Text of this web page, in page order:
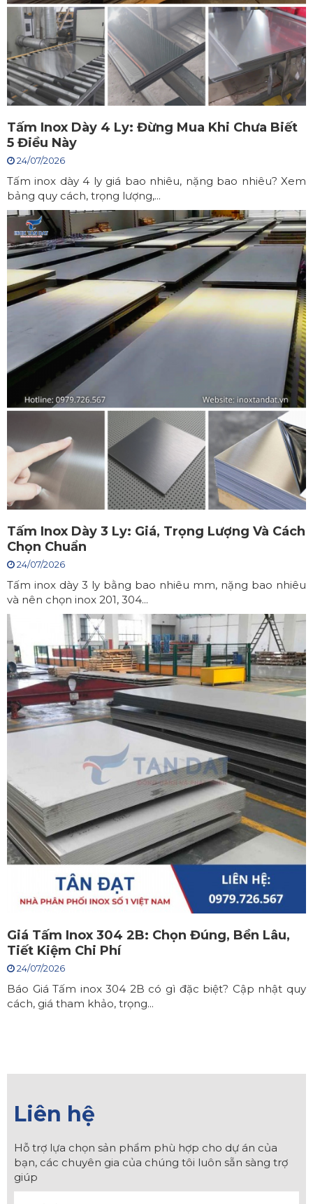
Tấm Inox Dày 4 Ly: Đừng Mua Khi Chưa Biết
5 Điều Này
24/07/2026
Tấm inox dày 4 ly giá bao nhiêu, nặng bao nhiêu? Xem
bảng quy cách, trọng lượng,...
Tấm Inox Dày 3 Ly: Giá, Trọng Lượng Và Cách
Chọn Chuẩn
24/07/2026
Tấm inox dày 3 ly bằng bao nhiêu mm, nặng bao nhiêu
và nên chọn inox 201, 304...
Giá Tấm Inox 304 2B: Chọn Đúng, Bền Lâu,
Tiết Kiệm Chi Phí
24/07/2026
Báo Giá Tấm inox 304 2B có gì đặc biệt? Cập nhật quy
cách, giá tham khảo, trọng...
Liên hệ
Hỗ trợ lựa chọn sản phẩm phù hợp cho dự án của
bạn, các chuyên gia của chúng tôi luôn sẵn sàng trợ
giúp